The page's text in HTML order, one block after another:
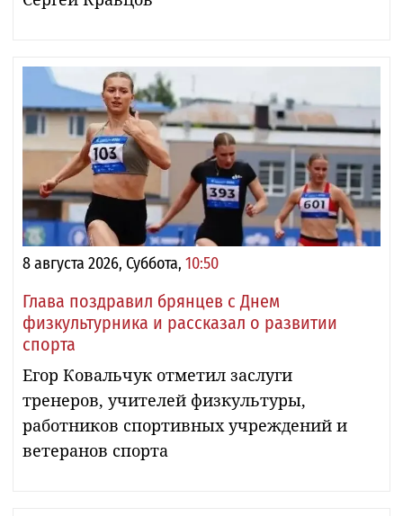
8 августа 2026, Суббота, 10:50
Глава поздравил брянцев с Днем
физкультурника и рассказал о развитии
спорта
Егор Ковальчук отметил заслуги
тренеров, учителей физкультуры,
работников спортивных учреждений и
ветеранов спорта